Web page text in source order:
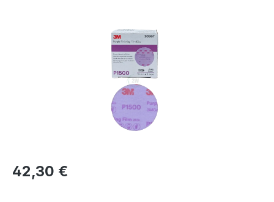
Regulärer Preis:
42,30 €